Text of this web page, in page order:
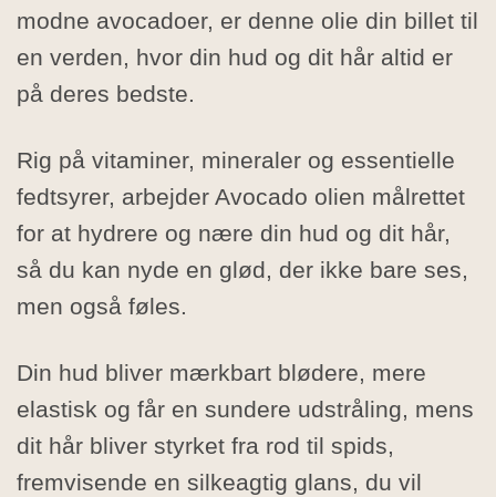
modne avocadoer, er denne olie din billet til
en verden, hvor din hud og dit hår altid er
på deres bedste.
Rig på vitaminer, mineraler og essentielle
fedtsyrer, arbejder Avocado olien målrettet
for at hydrere og nære din hud og dit hår,
så du kan nyde en glød, der ikke bare ses,
men også føles.
Din hud bliver mærkbart blødere, mere
elastisk og får en sundere udstråling, mens
dit hår bliver styrket fra rod til spids,
fremvisende en silkeagtig glans, du vil